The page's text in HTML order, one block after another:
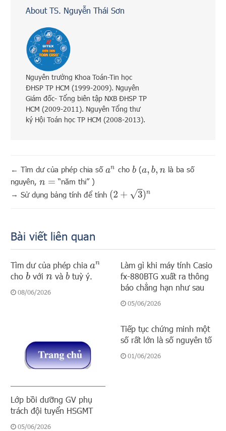
About TS. Nguyễn Thái Sơn
Nguyên trưởng Khoa Toán-Tin học
ĐHSP TP HCM (1999-2009). Nguyên
Giám đốc- Tổng biên tập NXB ĐHSP TP
HCM (2009-2011). Nguyên Tổng thư
ký Hội Toán học TP HCM (2008-2013).
← Tìm dư của phép chia sốan chob (a,b,n
là ba số
nguyên,n=
“năm thi” )
→ Sử dụng bảng tính để tính (2+3) n
Bài viết liên quan
Tìm dư của phép chiaan
chob vớinvà b tuỳ ý.
08/06/2026
Làm gì khi máy tính Casio
fx-880BTG xuất ra thông
báo chẳng hạn như sau
05/06/2026
Lớp bồi dưỡng GV phụ
trách đội tuyển HSGMT
05/06/2026
Tiếp tục chứng minh một
số rất lớn là số nguyên tố
01/06/2026